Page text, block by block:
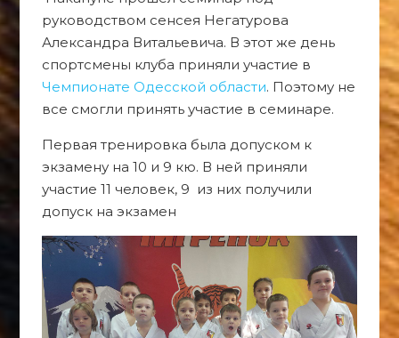
руководством сенсея Негатурова
Александра Витальевича. В этот же день
спортсмены клуба приняли участие в
Чемпионате Одесской области. Поэтому не
все смогли принять участие в семинаре.
Первая тренировка была допуском к
экзамену на 10 и 9 кю. В ней приняли
участие 11 человек, 9 из них получили
допуск на экзамен